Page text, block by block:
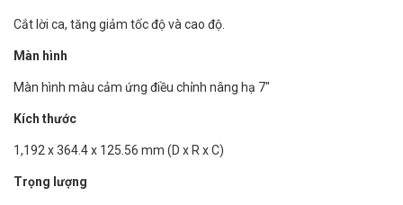
Cắt lời ca, tăng giảm tốc độ và cao độ.
Màn hình
Màn hình màu cảm ứng điều chỉnh nâng hạ 7"
Kích thước
1,192 x 364.4 x 125.56 mm (D x R x C)
Trọng lượng